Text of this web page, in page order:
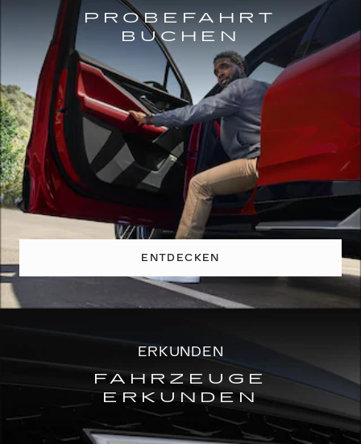
PROBEFAHRT
BUCHEN
ENTDECKEN
ERKUNDEN
FAHRZEUGE
ERKUNDEN